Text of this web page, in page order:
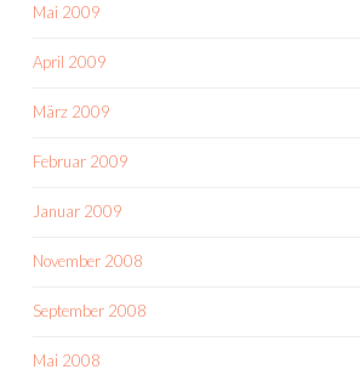
Mai 2009
April 2009
März 2009
Februar 2009
Januar 2009
November 2008
September 2008
Mai 2008